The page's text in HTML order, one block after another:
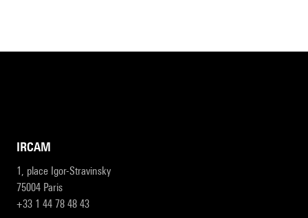
IRCAM
1, place Igor-Stravinsky
75004 Paris
+33 1 44 78 48 43